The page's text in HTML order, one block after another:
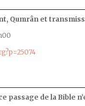
Qumrân et
passage de la Bible